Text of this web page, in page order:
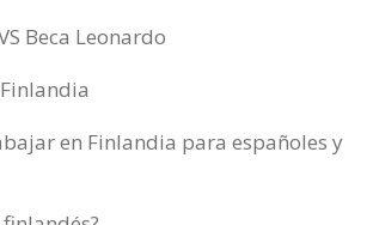
Beca Leonardo
en Finlandia para españoles y